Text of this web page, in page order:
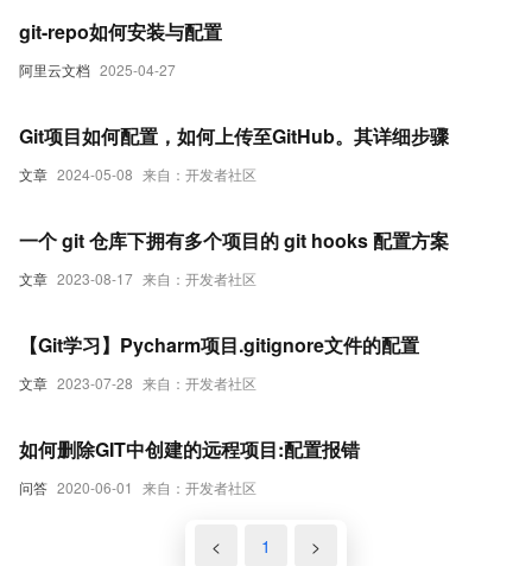
阿里云文档 2025-04-27
git-repo如何安装与配置
文章 2024-05-08 来自：开发者社区
Git项目如何配置，如何上传至GitHub。其详细步骤
文章 2023-08-17 来自：开发者社区
一个 git 仓库下拥有多个项目的 git hooks 配置方案
文章 2023-07-28 来自：开发者社区
【Git学习】Pycharm项目.gitignore文件的配置
问答 2020-06-01 来自：开发者社区
如何删除GIT中创建的远程项目:配置报错
< 1 >